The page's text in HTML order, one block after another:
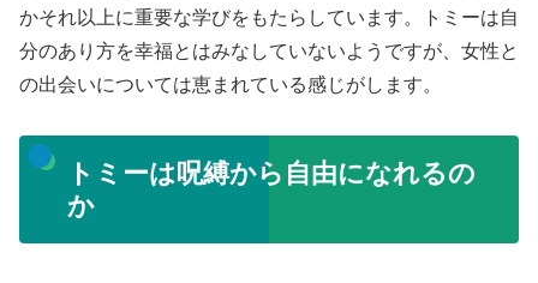
かそれ以上に重要な学びをもたらしています。トミーは自
分のあり方を幸福とはみなしていないようですが、女性と
の出会いについては恵まれている感じがします。
トミーは呪縛から自由になれるの
か